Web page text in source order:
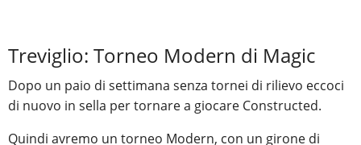
Treviglio: Torneo Modern di Magic
Dopo un paio di settimana senza tornei di rilievo eccoci
di nuovo in sella per tornare a giocare Constructed.
Quindi avremo un torneo Modern, con un girone di